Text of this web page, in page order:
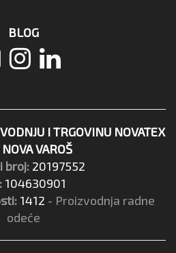
BLOG
I TRGOVINU NOVATEX
VAROŠ
broj: 20197552
104630901
1412 - Proizvodnja radne
odeće